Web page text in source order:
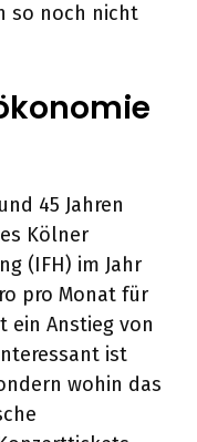
so noch nicht
45 Jahren
Kölner
(IFH) im Jahr
pro Monat für
ein Anstieg von
ist
wohin das